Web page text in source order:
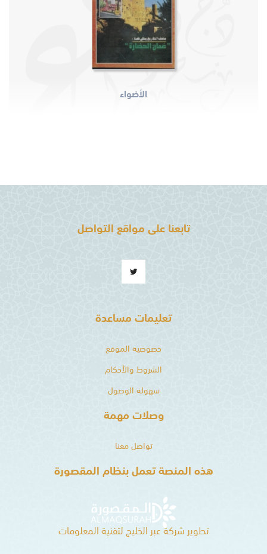
الأضواء
تابعنا على مواقع التواصل
تعليمات مساعدة
خصوصية الموقع
الشروط والأحكام
سهولة الوصول
وصلات مهمة
تواصل معنا
هذه المنصة تعمل بنظام المقصورة
تطوير شركة عبر الخليج لتقنية المعلومات